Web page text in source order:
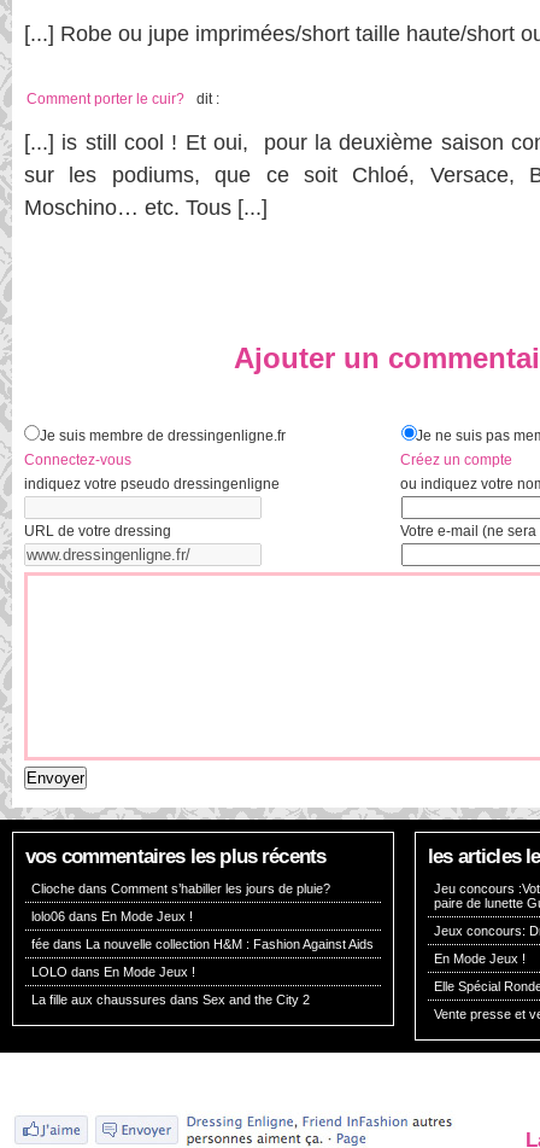
[...] Robe ou jupe imprimées/short taille haute/short
Comment porter le cuir? dit :
[...] is still cool ! Et oui, pour la deuxième saison
sur les podiums, que ce soit Chloé, Versace,
Moschino… etc. Tous [...]
Ajouter un
Je suis membre de dressingenligne.fr
Connectez-vous
indiquez votre pseudo dressingenligne
URL de votre dressing
Je ne suis pas
Créez un compte
ou indiquez votre
Votre e-mail (ne
vos commentaires les plus récents
Clioche dans Comment s’habiller les jours de pluie?
lolo06 dans En Mode Jeux !
fée dans La nouvelle collection H&M : Fashion Against Aids
LOLO dans En Mode Jeux !
La fille aux chaussures dans Sex and the City 2
les articles
Jeu concours
paire de lunette
Jeux concours:
En Mode Jeux !
Elle Spécial
Vente presse et